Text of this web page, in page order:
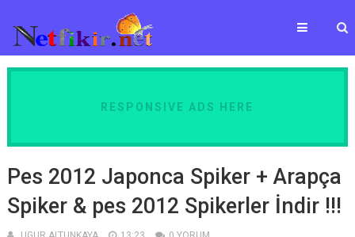
RESPONSIVE ADS HERE
Pes 2012 Japonca Spiker + Arapça
Spiker & pes 2012 Spikerler İndir !!!